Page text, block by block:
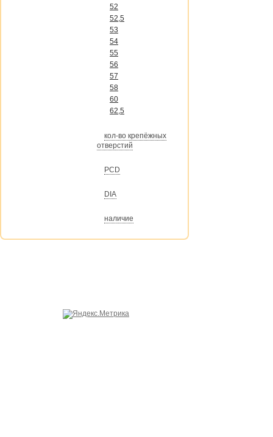
52
52,5
53
54
55
56
57
58
60
62,5
кол-во крепёжных
отверстий
PCD
DIA
наличие